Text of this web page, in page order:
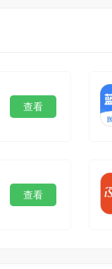
大概
高级
浸式
趋近
查看
查看